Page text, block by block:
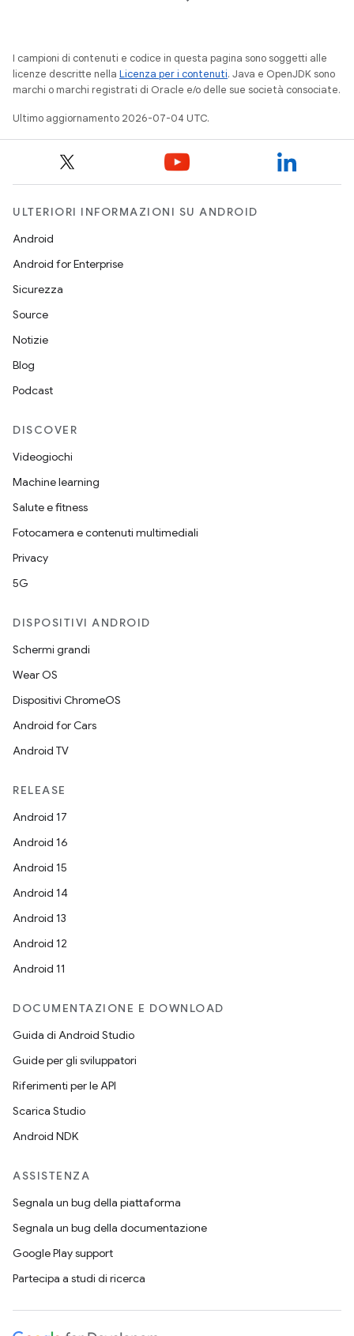
I campioni di contenuti e codice in questa pagina sono soggetti alle
licenze descritte nella Licenza per i contenuti. Java e OpenJDK sono
marchi o marchi registrati di Oracle e/o delle sue società consociate.
Ultimo aggiornamento 2026-07-04 UTC.
ULTERIORI INFORMAZIONI SU ANDROID
Android
Android for Enterprise
Sicurezza
Source
Notizie
Blog
Podcast
DISCOVER
Videogiochi
Machine learning
Salute e fitness
Fotocamera e contenuti multimediali
Privacy
5G
DISPOSITIVI ANDROID
Schermi grandi
Wear OS
Dispositivi ChromeOS
Android for Cars
Android TV
RELEASE
Android 17
Android 16
Android 15
Android 14
Android 13
Android 12
Android 11
DOCUMENTAZIONE E DOWNLOAD
Guida di Android Studio
Guide per gli sviluppatori
Riferimenti per le API
Scarica Studio
Android NDK
ASSISTENZA
Segnala un bug della piattaforma
Segnala un bug della documentazione
Google Play support
Partecipa a studi di ricerca